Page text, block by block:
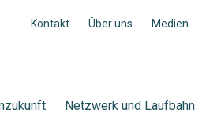
Kontakt Über uns Medien
Netzwerk und Laufbahn